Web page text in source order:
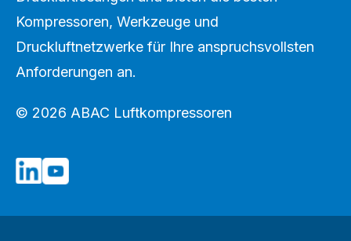
Wir sind ein führender Anbieter von
Druckluftlösungen und bieten die besten
Druckluftnetzwerke für Ihre anspruchsvollsten
Anforderungen an.